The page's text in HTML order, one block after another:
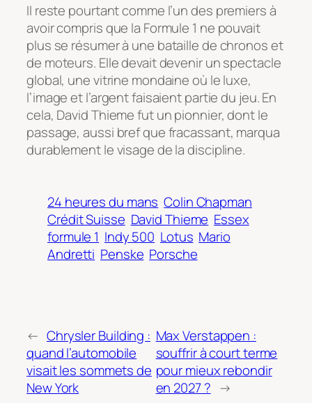
Il reste pourtant comme l’un des premiers à
avoir compris que la Formule 1 ne pouvait
plus se résumer à une bataille de chronos et
de moteurs. Elle devait devenir un spectacle
global, une vitrine mondaine où le luxe,
l’image et l’argent faisaient partie du jeu. En
cela, David Thieme fut un pionnier, dont le
passage, aussi bref que fracassant, marqua
durablement le visage de la discipline.
24 heures du mans Colin Chapman
Crédit Suisse David Thieme Essex
formule 1 Indy 500 Lotus Mario
Andretti Penske Porsche
← Chrysler Building :
quand l’automobile
visait les sommets de
New York
Max Verstappen :
souffrir à court terme
pour mieux rebondir
en 2027 ? →